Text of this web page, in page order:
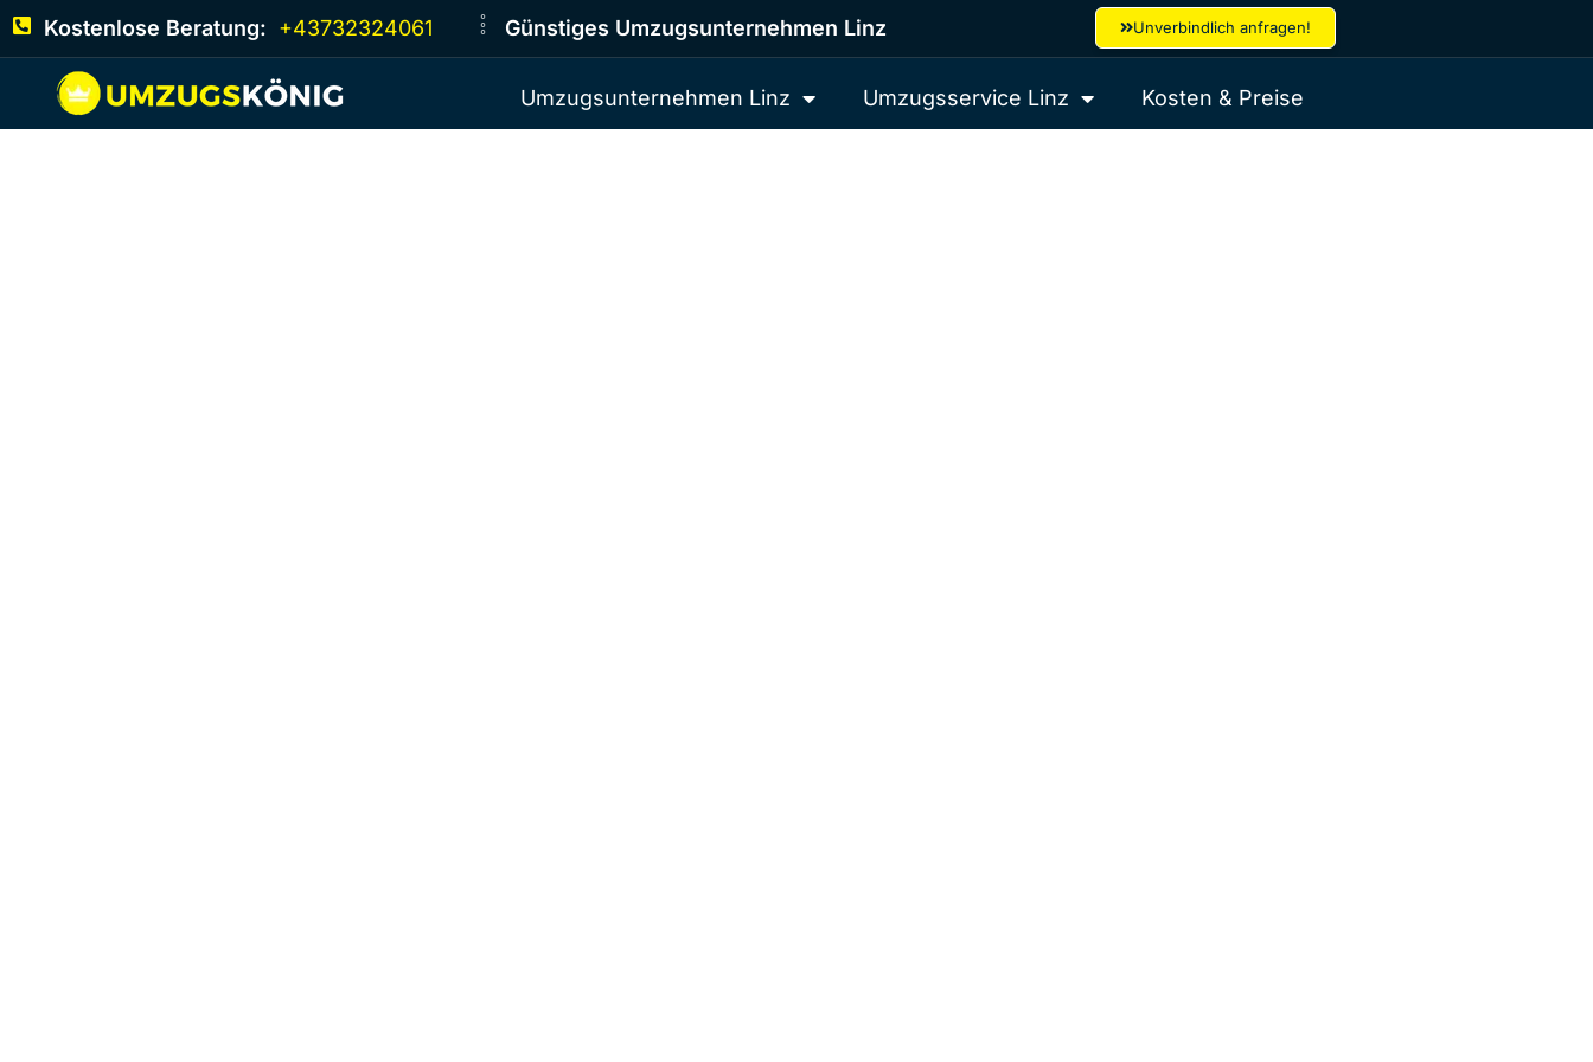
Kostenlose Beratung: +43732324061 Günstiges Umzugsunternehmen Linz Unverbindlich anfragen!
Umzugsunternehmen Linz Umzugsservice Linz Kosten & Preise